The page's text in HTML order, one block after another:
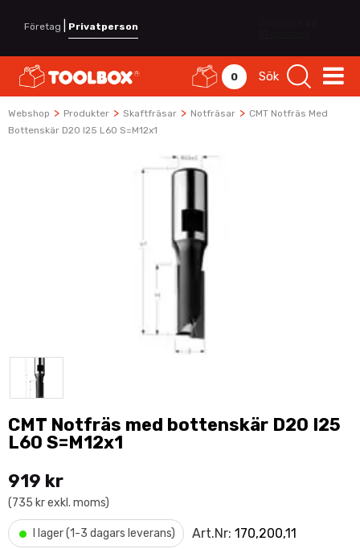
Företag Privatperson
0 Sök
Webshop > Produkter > Skaftfräsar > Notfräsar > CMT Notfräs Med
Bottenskär D20 I25 L60 S=M12x1
CMT Notfräs med bottenskär D20 I25
L60 S=M12x1
919 kr
(735 kr exkl. moms)
• I lager (1-3 dagars leverans) Art.Nr: 170,200,11